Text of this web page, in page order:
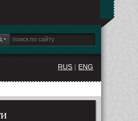
RUS | ENG